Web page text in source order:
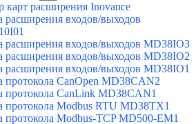
карт расширения Inovance
расширения входов/выходов
расширения входов/выходов MD38IO3
расширения входов/выходов MD38IO2
расширения входов/выходов MD38IO1
протокола CanOpen MD38CAN2
протокола CanLink MD38CAN1
протокола Modbus RTU MD38TX1
протокола Modbus-TCP MD500-EM1